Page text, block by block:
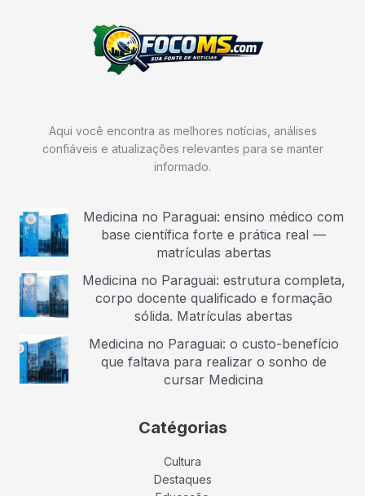
Aqui você encontra as melhores notícias, análises
confiáveis e atualizações relevantes para se manter
informado.
Medicina no Paraguai: ensino médico com
base científica forte e prática real —
matrículas abertas
Medicina no Paraguai: estrutura completa,
corpo docente qualificado e formação
sólida. Matrículas abertas
Medicina no Paraguai: o custo-benefício
que faltava para realizar o sonho de
cursar Medicina
Catégorias
Cultura
Destaques